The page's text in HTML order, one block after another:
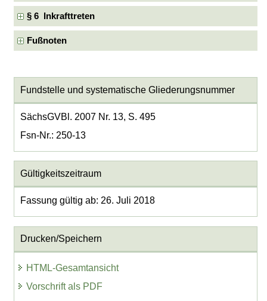
§ 6 Inkrafttreten
Fußnoten
Fundstelle und systematische Gliederungsnummer
SächsGVBl. 2007 Nr. 13, S. 495
Fsn-Nr.: 250-13
Gültigkeitszeitraum
Fassung gültig ab: 26. Juli 2018
Drucken/Speichern
HTML-Gesamtansicht
Vorschrift als PDF